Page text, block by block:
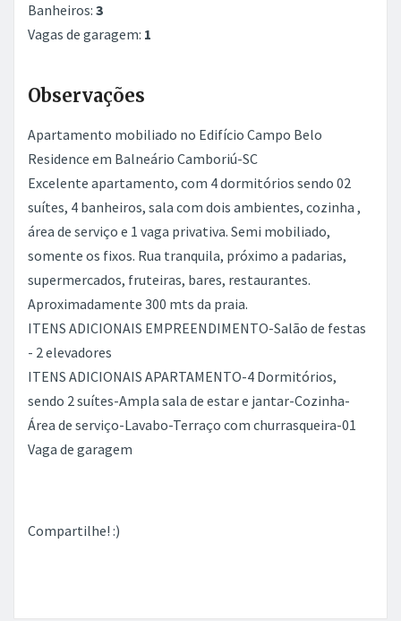
Banheiros: 3
Vagas de garagem: 1
Observações
Apartamento mobiliado no Edifício Campo Belo
Residence em Balneário Camboriú-SC
Excelente apartamento, com 4 dormitórios sendo 02
suítes, 4 banheiros, sala com dois ambientes, cozinha ,
área de serviço e 1 vaga privativa. Semi mobiliado,
somente os fixos. Rua tranquila, próximo a padarias,
supermercados, fruteiras, bares, restaurantes.
Aproximadamente 300 mts da praia.
ITENS ADICIONAIS EMPREENDIMENTO-Salão de festas
- 2 elevadores
ITENS ADICIONAIS APARTAMENTO-4 Dormitórios,
sendo 2 suítes-Ampla sala de estar e jantar-Cozinha-
Área de serviço-Lavabo-Terraço com churrasqueira-01
Vaga de garagem
Compartilhe! :)